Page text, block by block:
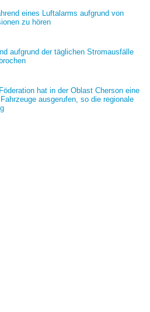
eines Luftalarms aufgrund von
zu hören
aufgrund der täglichen Stromausfälle
hat in der Oblast Cherson eine
Fahrzeuge ausgerufen, so die regionale